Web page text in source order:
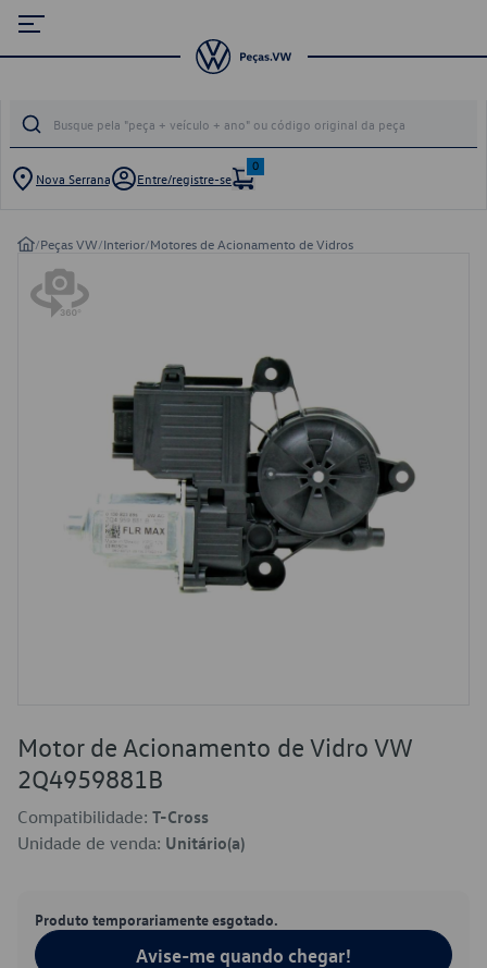
Nova Serrana Entre/registre-se
0
/Peças VW/Interior/Motores de Acionamento de Vidros
Motor de Acionamento de Vidro VW
2Q4959881B
Compatibilidade: T-Cross
Unidade de venda: Unitário(a)
Produto temporariamente esgotado.
Avise-me quando chegar!